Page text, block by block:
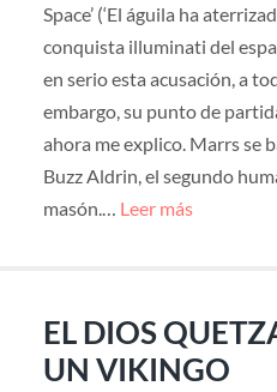
Space’ (‘El águila ha
conquista illuminati del
en serio esta acusación, a
embargo, su punto de
ahora me explico. Marrs se
Buzz Aldrin, el segundo
masón.… Leer más
EL DIOS
UN VIKINGO